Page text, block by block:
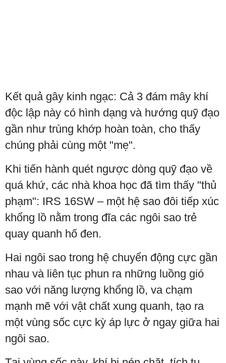
Kết quả gây kinh ngạc: Cả 3 đám mây khí
độc lập này có hình dạng và hướng quỹ đạo
gần như trùng khớp hoàn toàn, cho thấy
chúng phải cùng một "mẹ".
Khi tiến hành quét ngược dòng quỹ đạo về
quá khứ, các nhà khoa học đã tìm thấy "thủ
phạm": IRS 16SW – một hệ sao đôi tiếp xúc
khổng lồ nằm trong đĩa các ngôi sao trẻ
quay quanh hố đen.
Hai ngôi sao trong hệ chuyển động cực gần
nhau và liên tục phun ra những luồng gió
sao với năng lượng khổng lồ, va chạm
mạnh mẽ với vật chất xung quanh, tạo ra
một vùng sốc cực kỳ áp lực ở ngay giữa hai
ngôi sao.